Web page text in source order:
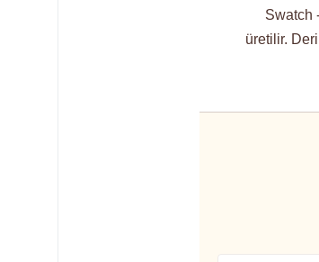
Swatch
üretilir.